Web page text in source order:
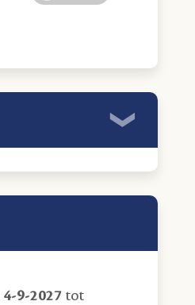
4-9-2027 tot